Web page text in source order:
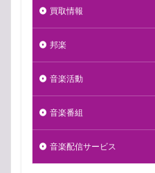
買取情報
邦楽
音楽活動
音楽番組
音楽配信サービス